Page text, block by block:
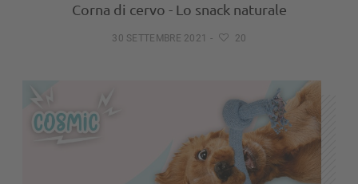
Corna di cervo - Lo snack naturale
30 SETTEMBRE 2021 - 20